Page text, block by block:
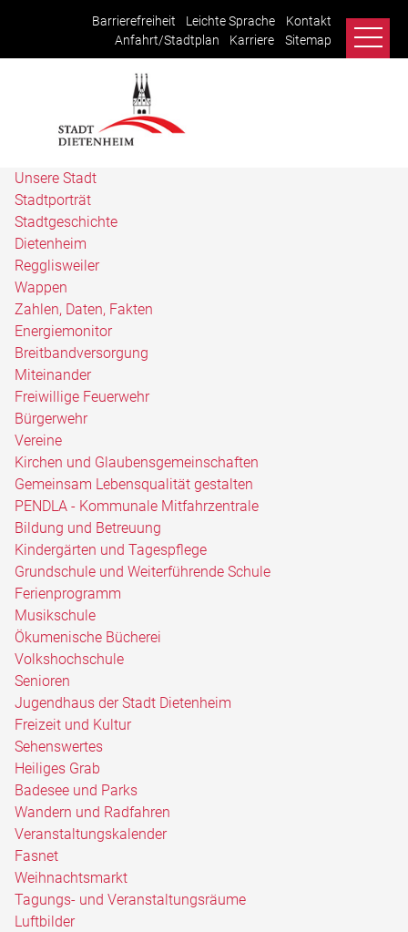
Barrierefreiheit Leichte Sprache
Kontakt
Anfahrt/Stadtplan
Karriere Sitemap
Unsere Stadt
Stadtporträt
Stadtgeschichte
Dietenheim
Regglisweiler
Wappen
Zahlen, Daten, Fakten
Energiemonitor
Breitbandversorgung
Miteinander
Freiwillige Feuerwehr
Bürgerwehr
Vereine
Kirchen und Glaubensgemeinschaften
Gemeinsam Lebensqualität gestalten
PENDLA - Kommunale Mitfahrzentrale
Bildung und Betreuung
Kindergärten und Tagespflege
Grundschule und Weiterführende Schule
Ferienprogramm
Musikschule
Ökumenische Bücherei
Volkshochschule
Senioren
Jugendhaus der Stadt Dietenheim
Freizeit und Kultur
Sehenswertes
Heiliges Grab
Badesee und Parks
Wandern und Radfahren
Veranstaltungskalender
Fasnet
Weihnachtsmarkt
Tagungs- und Veranstaltungsräume
Luftbilder